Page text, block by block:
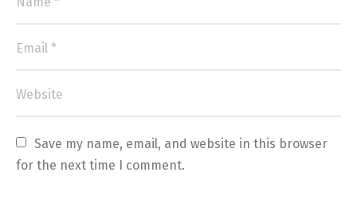
Save my name, email, and website in this browser
for the next time I comment.